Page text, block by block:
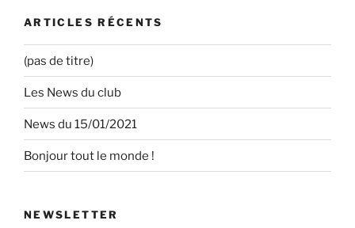
ARTICLES RÉCENTS
(pas de titre)
Les News du club
News du 15/01/2021
Bonjour tout le monde !
NEWSLETTER